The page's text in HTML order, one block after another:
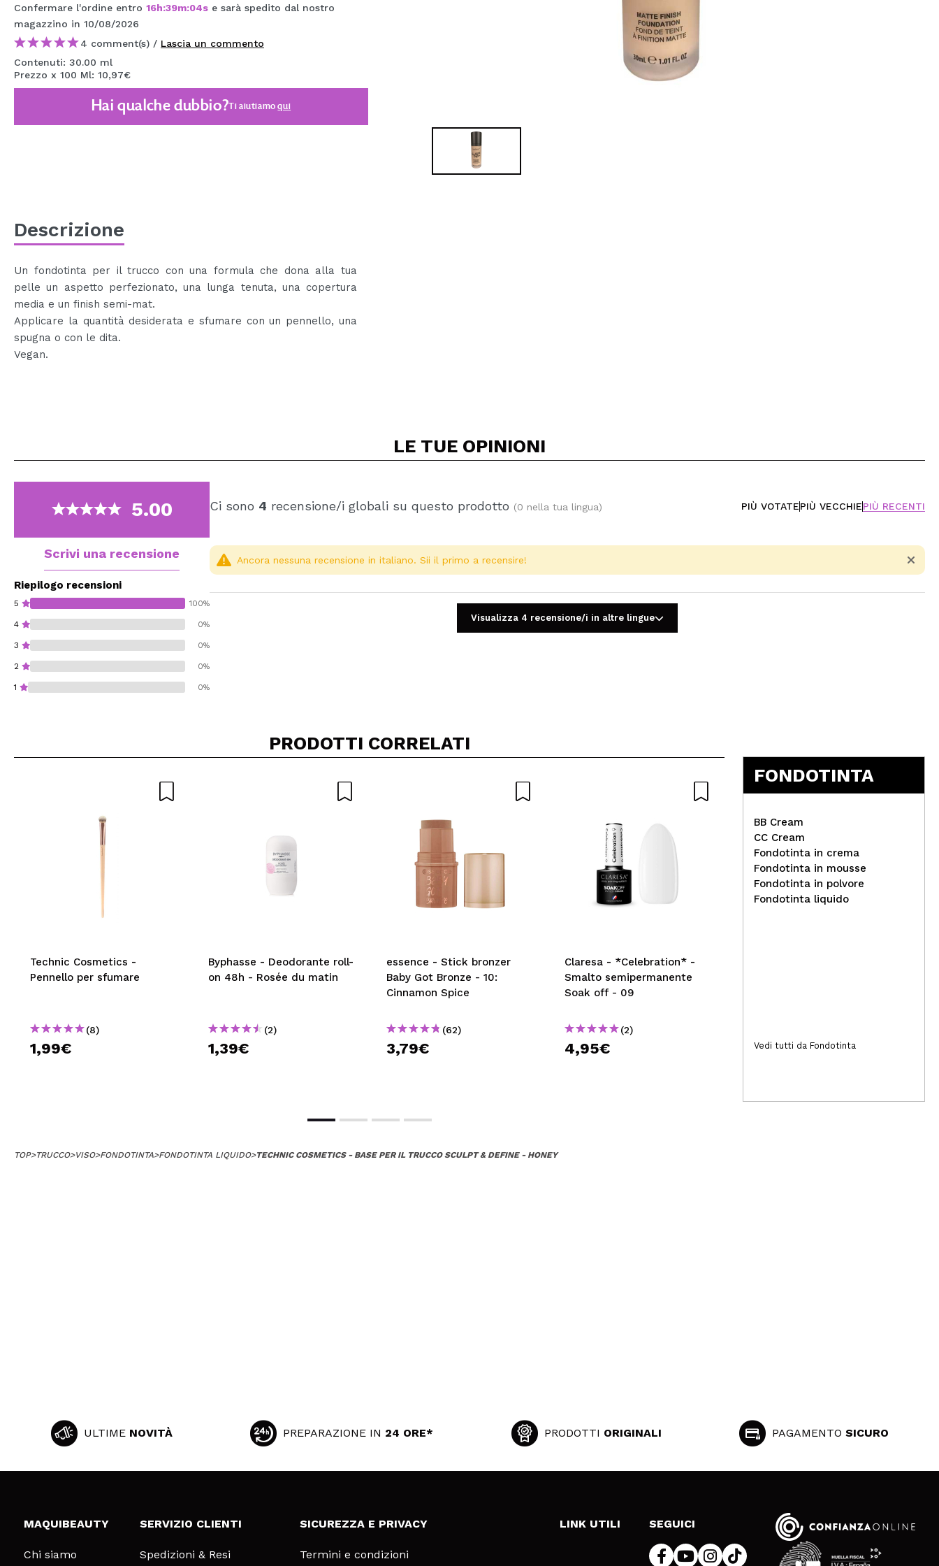
MAQUIFARMA
KOREA ZONE
TRAVEL SIZE
PROSSIMAMENTE
CREARE UN ACCOUNT
Confermare l'ordine entro 16h:39m:03se sarà spedito dal nostro
magazzino in 10/08/2026
4 comment(s) / Lascia un commento
Contenuti: 30.00 ml
Prezzo x 100 Ml: 10,97€
Hai qualche dubbio?Ti aiutiamoqui
Descrizione
Un fondotinta per il trucco con una formula che dona alla tua
pelle un aspetto perfezionato, una lunga tenuta, una copertura
media e un finish semi-mat.
Applicare la quantità desiderata e sfumare con un pennello, una
spugna o con le dita.
Vegan.
LE TUE OPINIONI
5.00
Scrivi una recensione
Riepilogo recensioni
5 100%
4 0%
3 0%
2 0%
1 0%
Ci sono 4 recensione/i globali su questo prodotto (0 nella tua lingua) PIÙ VOTATEPIÙ VECCHIEPIÙ RECENTI
Ancora nessuna recensione in italiano. Sii il primo a recensire!
Visualizza 4 recensione/i in altre lingue
PRODOTTI CORRELATI
Technic Cosmetics -
Pennello per sfumare
(8)
1,99€
Byphasse - Deodorante roll-
on 48h - Rosée du matin
(2)
1,39€
essence - Stick bronzer
Baby Got Bronze - 10:
Cinnamon Spice
(62)
3,79€
Claresa - *Celebration* -
Smalto semipermanente
Soak off - 09
(2)
4,95€
Karla Cosmetics - Palette
89,95€
FONDOTINTA
BB Cream
CC Cream
Fondotinta in crema
Fondotinta in mousse
Fondotinta in polvore
Fondotinta liquido
Vedi tutti da Fondotinta
TOP>TRUCCO>VISO>FONDOTINTA>FONDOTINTA LIQUIDO>TECHNIC COSMETICS - BASE PER IL TRUCCO SCULPT & DEFINE - HONEY
ULTIME NOVITÀ PREPARAZIONE IN 24 ORE* PRODOTTI ORIGINALI PAGAMENTO SICURO
MAQUIBEAUTY
Chi siamo
SERVIZIO CLIENTI
Spedizioni & Resi
SICUREZZA E PRIVACY
Termini e condizioni
LINK UTILI SEGUICI